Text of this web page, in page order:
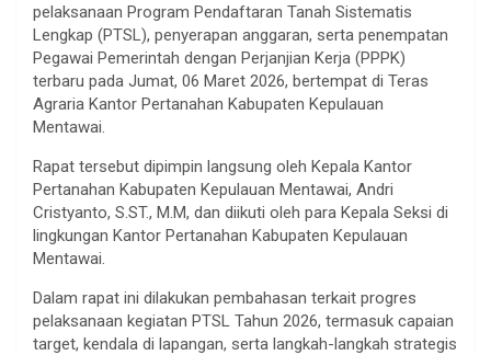
pelaksanaan Program Pendaftaran Tanah Sistematis
Lengkap (PTSL), penyerapan anggaran, serta penempatan
Pegawai Pemerintah dengan Perjanjian Kerja (PPPK)
terbaru pada Jumat, 06 Maret 2026, bertempat di Teras
Agraria Kantor Pertanahan Kabupaten Kepulauan
Mentawai.
Rapat tersebut dipimpin langsung oleh Kepala Kantor
Pertanahan Kabupaten Kepulauan Mentawai, Andri
Cristyanto, S.ST., M.M, dan diikuti oleh para Kepala Seksi di
lingkungan Kantor Pertanahan Kabupaten Kepulauan
Mentawai.
Dalam rapat ini dilakukan pembahasan terkait progres
pelaksanaan kegiatan PTSL Tahun 2026, termasuk capaian
target, kendala di lapangan, serta langkah-langkah strategis